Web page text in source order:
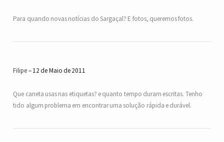
Para quando novas notícias do Sargaçal? E fotos, queremos fotos.
Filipe 12 de Maio de 2011
Que caneta usas nas etiquetas? e quanto tempo duram escritas. Tenho
tido algum problema em encontrar uma solução rápida e durável.